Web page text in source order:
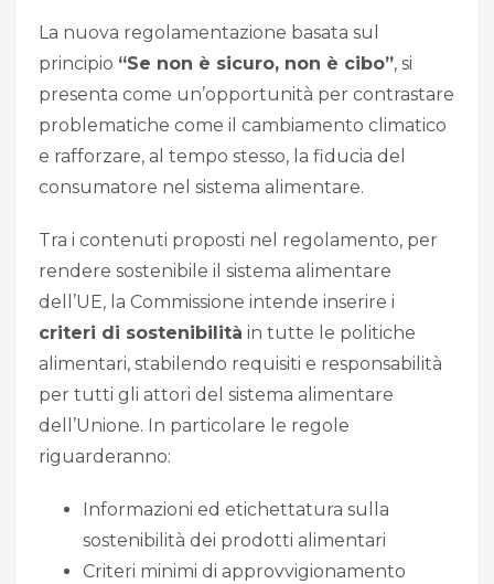
La nuova regolamentazione basata sul
principio “Se non è sicuro, non è cibo”, si
presenta come un’opportunità per contrastare
problematiche come il cambiamento climatico
e rafforzare, al tempo stesso, la fiducia del
consumatore nel sistema alimentare.
Tra i contenuti proposti nel regolamento, per
rendere sostenibile il sistema alimentare
dell’UE, la Commissione intende inserire i
criteri di sostenibilità in tutte le politiche
alimentari, stabilendo requisiti e responsabilità
per tutti gli attori del sistema alimentare
dell’Unione. In particolare le regole
riguarderanno:
Informazioni ed etichettatura sulla
sostenibilità dei prodotti alimentari
Criteri minimi di approvvigionamento